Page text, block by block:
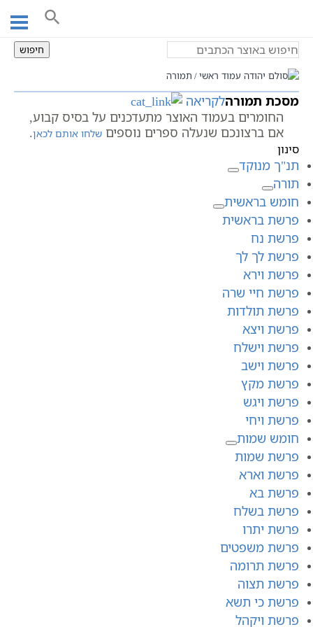
content
חיפוש
עמוד ראשי תמורה
מסכת תמורהלקריאה
החומרים בעמוד האוצר מתעדכנים על בסיס קבוע,
אם ברצונכם שנעלה ספרים נוספים שלחו אותם לכאן.
סינון
תנ"ך מנוקד
תורה
חומש בראשית
פרשת בראשית
פרשת נח
פרשת לך לך
פרשת וירא
פרשת חיי שרה
פרשת תולדות
פרשת ויצא
פרשת וישלח
פרשת וישב
פרשת מקץ
פרשת ויגש
פרשת ויחי
חומש שמות
פרשת שמות
פרשת וארא
פרשת בא
פרשת בשלח
פרשת יתרו
פרשת משפטים
פרשת תרומה
פרשת תצוה
פרשת כי תשא
פרשת ויקהל